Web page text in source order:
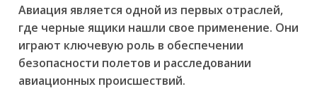
Авиация является одной из первых отраслей,
где черные ящики нашли свое применение. Они
играют ключевую роль в обеспечении
безопасности полетов и расследовании
авиационных происшествий.